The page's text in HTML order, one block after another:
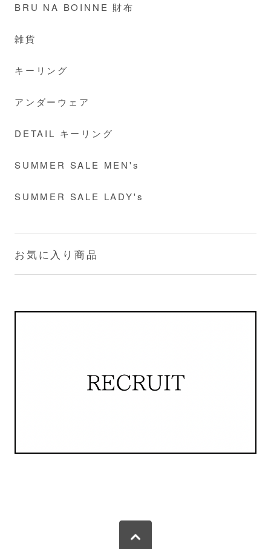
BRU NA BOINNE 財布
雑貨
キーリング
アンダーウェア
DETAIL キーリング
SUMMER SALE MEN's
SUMMER SALE LADY's
お気に入り商品